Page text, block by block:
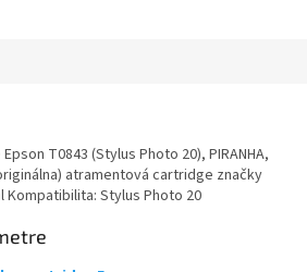
T0843 (Stylus Photo 20), PIRANHA,
atramentová cartridge značky
Kompatibilita: Stylus Photo 20